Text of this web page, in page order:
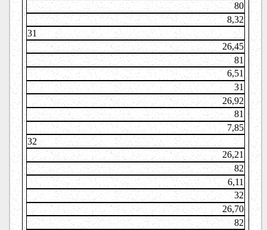
80
8,32
31
26,45
81
6,51
31
26,92
81
7,85
32
26,21
82
6,11
32
26,70
82